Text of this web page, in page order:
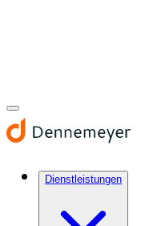
Dienstleistungen